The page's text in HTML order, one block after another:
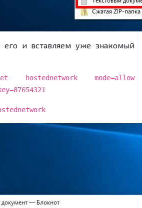
его и вставляем уже знакомый
mode=allow